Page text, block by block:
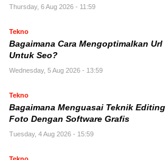
Thursday, 6 Aug 2026 - 11:59
Tekno
Bagaimana Cara Mengoptimalkan Url
Untuk Seo?
Wednesday, 5 Aug 2026 - 13:59
Tekno
Bagaimana Menguasai Teknik Editing
Foto Dengan Software Grafis
Tuesday, 4 Aug 2026 - 15:59